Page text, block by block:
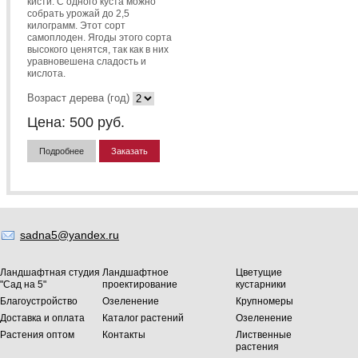
собрать урожай до 2,5
килограмм. Этот сорт
самоплоден. Ягоды этого сорта
высокого ценятся, так как в них
уравновешена сладость и
кислота.
Возраст дерева (год)
Цена: 500 руб.
Подробнее Заказать
sadna5@yandex.ru
Ландшафтная студия
"Сад на 5"
Ландшафтное
проектирование
Благоустройство
Озеленение
Доставка и оплата
Каталог растений
Растения оптом
Контакты
Цветущие
кустарники
Крупномеры
Озеленение
Лиственные
растения